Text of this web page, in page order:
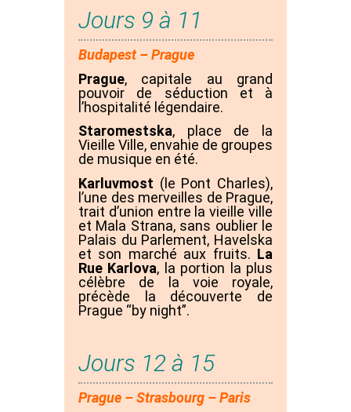
Jours 9 à 11
Budapest – Prague
Prague, capitale au grand
pouvoir de séduction et à
l’hospitalité légendaire.
Staromestska, place de la
Vieille Ville, envahie de groupes
de musique en été.
Karluvmost (le Pont Charles),
l’une des merveilles de Prague,
trait d’union entre la vieille ville
et Mala Strana, sans oublier le
Palais du Parlement, Havelska
et son marché aux fruits. La
Rue Karlova, la portion la plus
célèbre de la voie royale,
précède la découverte de
Prague “by night”.
Jours 12 à 15
Prague – Strasbourg – Paris